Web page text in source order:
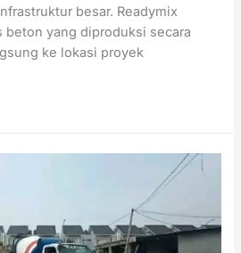
besar. Readymix
beton yang diproduksi secara
ke lokasi proyek